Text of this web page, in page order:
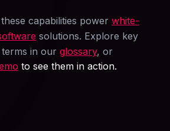
capabilities power white-
solutions. Explore key
in our glossary, or
to see them in action.